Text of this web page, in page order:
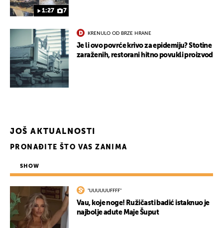
1:27 7
KRENULO OD BRZE HRANE
Je li ovo povrće krivo za epidemiju? Stotine
zaraženih, restorani hitno povukli proizvod
JOŠ AKTUALNOSTI
PRONAĐITE ŠTO VAS ZANIMA
SHOW
"UUUUUUFFFF"
Vau, koje noge! Ružičasti badić istaknuo je
najbolje adute Maje Šuput